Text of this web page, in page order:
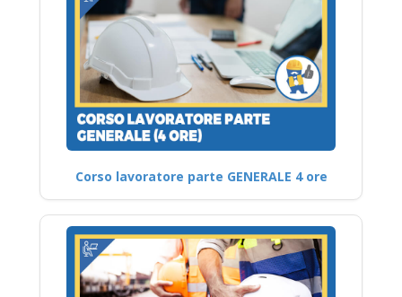
Corso lavoratore parte GENERALE 4 ore